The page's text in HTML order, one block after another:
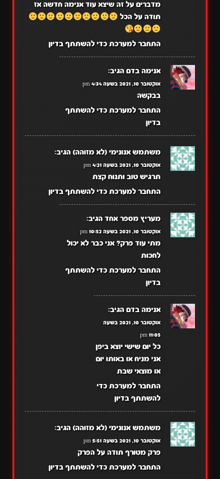
מדברים על זה שיצא עוד אנימה חדשה אז
תודה על הכל
התחבר למערכת כדי להשתתף בדיון
אנימה בדם הגיב:
אוקטובר 10, 2021 בשעה 4:34 pm
בבקשה
התחבר למערכת כדי להשתתף
בדיון
משתמש אנונימי (לא מזוהה) הגיב:
אוקטובר 10, 2021 בשעה 4:21 pm
תרגיש טוב ותנוח קצת
התחבר למערכת כדי להשתתף בדיון
מעריץ מספר אחד הגיב:
אוקטובר 10, 2021 בשעה 10:52 pm
מתי עוד פרק? אני כבר לא יכול
לחכות
התחבר למערכת כדי להשתתף
בדיון
אנימה בדם הגיב:
אוקטובר 10, 2021 בשעה
11:05 pm
כל יום שישי יוצא ביפן
אני מניח או באותו יום
או מוצאי שבת
התחבר למערכת כדי
להשתתף בדיון
משתמש אנונימי (לא מזוהה) הגיב:
אוקטובר 10, 2021 בשעה 5:51 pm
פרק מטורף תודה על הפרק
התחבר למערכת כדי להשתתף בדיון